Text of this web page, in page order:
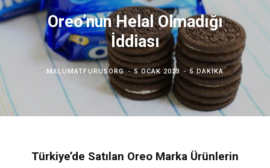
Oreo’nun Helal Olmadığı
İddiası
MALUMATFURUSORG 5 OCAK 2023 5 DAKIKA
Türkiye’de Satılan Oreo Marka Ürünlerin